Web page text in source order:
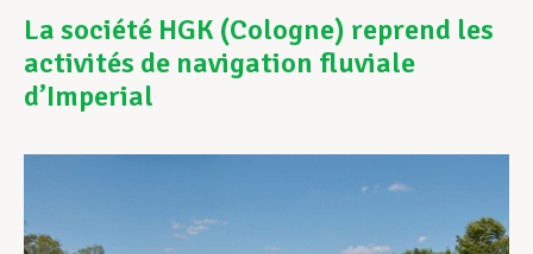
Vos droits
Développement professionnel
La société HGK (Cologne) reprend les
activités de navigation fluviale
d’Imperial